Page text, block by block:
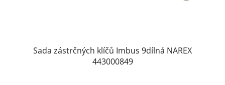
Sada zástrčných klíčů Imbus 9dílná NAREX
443000849